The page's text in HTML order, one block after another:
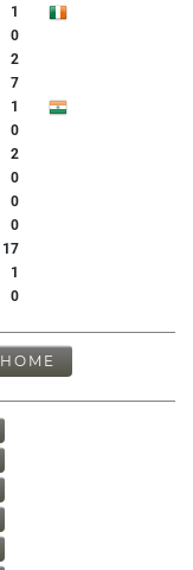
1
0
2
7
1
0
2
0
0
0
17
1
0
HOME